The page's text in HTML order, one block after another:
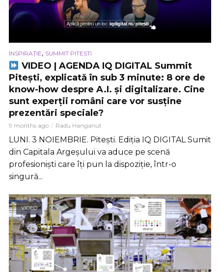
INSPIRAȚIE, SUMMIT PITESTI
VIDEO | AGENDA IQ DIGITAL Summit
Pitești, explicată în sub 3 minute: 8 ore de
know-how despre A.I. și digitalizare. Cine
sunt experții români care vor susține
prezentări speciale?
9 months ago Radu Hanganut
LUNI. 3 NOIEMBRIE. Pitești. Ediția IQ DIGITAL Sumit
din Capitala Argeșului va aduce pe scenă
profesioniști care îți pun la dispoziție, într-o
singură...
VIDEO